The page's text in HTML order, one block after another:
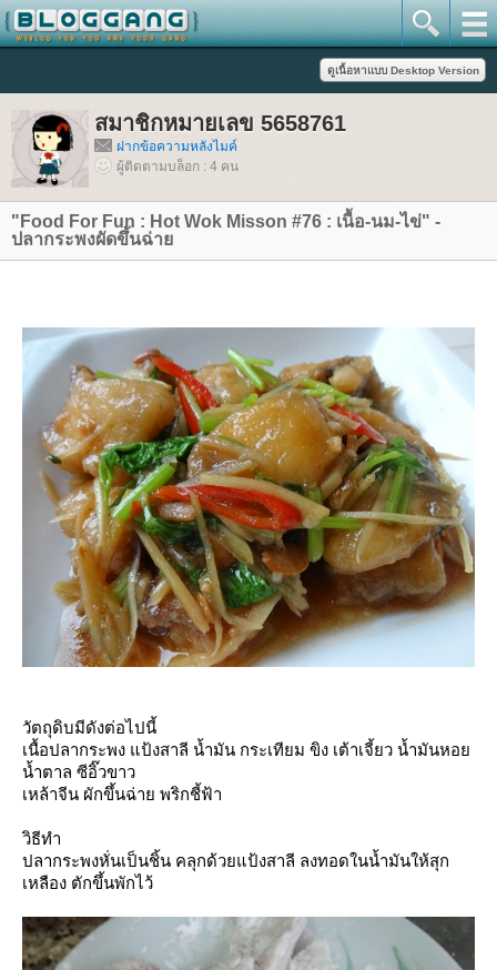
สมาชิกหมายเลข 5658761
ฝากข้อความหลังไมค์
ผู้ติดตามบล็อก : 4 คน
"Food For Fun : Hot Wok Misson #76 : เนื้อ-นม-ไข่" -
ปลากระพงผัดขึ้นฉ่า
วัตถุดิบมีดังต่อไปนี้
เนื้อปลากระพง แป้งสาลี น้ำมัน กระเทียม ขิง เต้าเจี้ยว น้ำมันหอ
น้ำตาล ซีอิ๊วขาว
เหล้าจีน ผักขึ้นฉ่าย พริกชี้ฟ้า
วิธีทำ
ปลากระพงหั่นเป็นชิ้น คลุกด้วยแป้งสาลี ลงทอดในน้ำมันให้สุก
เหลือง ตักขึ้นพักไว้